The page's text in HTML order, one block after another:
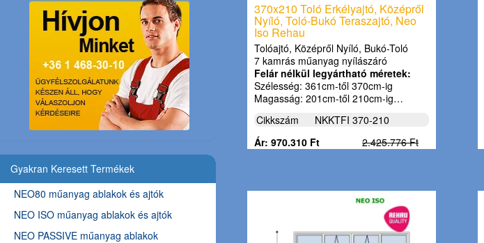
370x210 Toló Erkélyajtó, Középről
Nyíló, Toló-Bukó Teraszajtó, Neo
Iso Rehau
Tolóajtó, Középről Nyíló, Bukó-Toló
7 kamrás műanyag nyílászáró
Felár nélkül legyártható méretek:
Szélesség: 361cm-től 370cm-ig
Magasság: 201cm-től 210cm-ig…
Cikkszám
NKKTFI 370-210
Ár: 970.310 Ft
2.425.776 Ft
Gyakran Keresett Termékek
NEO80 műanyag ablakok és ajtók
NEO ISO műanyag ablakok és ajtók
NEO PASSIVE műanyag ablakok